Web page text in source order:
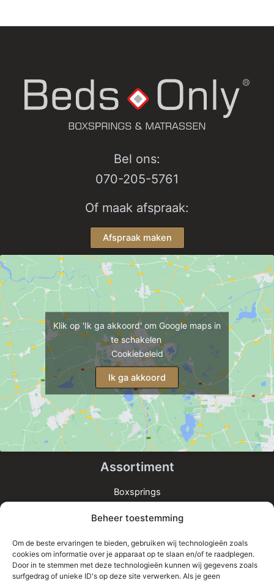
Beheer toestemming
Om de beste ervaringen te bieden, gebruiken wij technologieën zoals
cookies om informatie over je apparaat op te slaan en/of te raadplegen.
Door in te stemmen met deze technologieën kunnen wij gegevens zoals
surfgedrag of unieke ID's op deze site verwerken. Als je geen
Bel ons:
070-205-5761
Of maak afspraak:
Afspraak maken
Klik op 'Ik ga akkoord' om Google maps in
te schakelen
Cookiebeleid
Ik ga akkoord
Assortiment
Boxsprings
Bedden
Informatie